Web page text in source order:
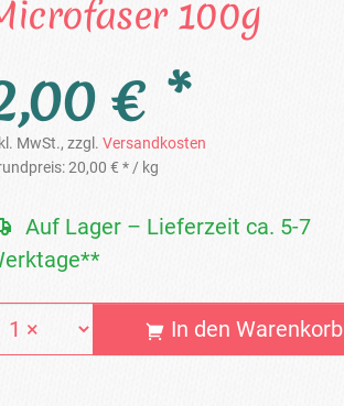
100g
€ *
MwSt., zzgl. Versandkosten
20,00 € */ kg
Auf Lager – Lieferzeit ca. 5-7
In den Warenkorb